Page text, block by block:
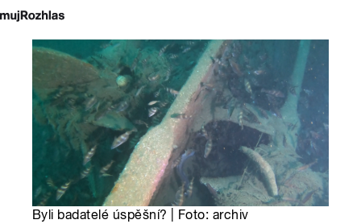
Byli badatelé úspěšní? | Foto: archiv